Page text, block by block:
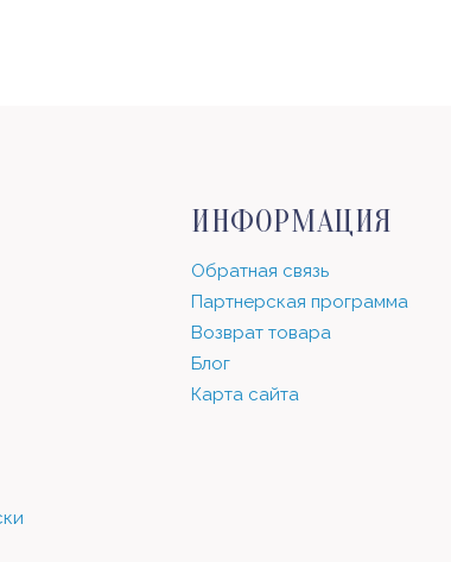
ИНФОРМАЦИЯ
Обратная связь
Партнерская программа
Возврат товара
Блог
Карта сайта